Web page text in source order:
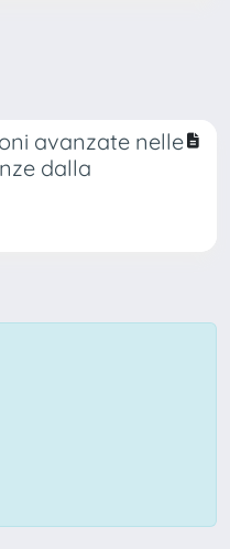
avanzate nelle
dalla